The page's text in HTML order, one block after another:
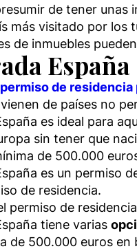
de tener
más visitado por los
de inmuebles
España
de
de países no
es ideal para
sin tener que
de 500.000
es un permiso
de residencia.
permiso de
tiene varias
de 500.000 euros en